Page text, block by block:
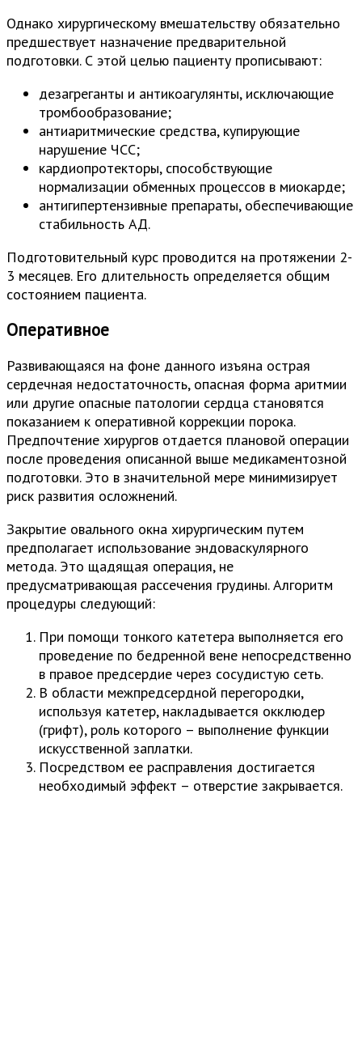
Однако хирургическому вмешательству обязательно
предшествует назначение предварительной
подготовки. С этой целью пациенту прописывают:
дезагреганты и антикоагулянты, исключающие
тромбообразование;
антиаритмические средства, купирующие
нарушение ЧСС;
кардиопротекторы, способствующие
нормализации обменных процессов в миокарде;
антигипертензивные препараты, обеспечивающие
стабильность АД.
Подготовительный курс проводится на протяжении 2-
3 месяцев. Его длительность определяется общим
состоянием пациента.
Оперативное
Развивающаяся на фоне данного изъяна острая
сердечная недостаточность, опасная форма аритмии
или другие опасные патологии сердца становятся
показанием к оперативной коррекции порока.
Предпочтение хирургов отдается плановой операции
после проведения описанной выше медикаментозной
подготовки. Это в значительной мере минимизирует
риск развития осложнений.
Закрытие овального окна хирургическим путем
предполагает использование эндоваскулярного
метода. Это щадящая операция, не
предусматривающая рассечения грудины. Алгоритм
процедуры следующий:
При помощи тонкого катетера выполняется его
проведение по бедренной вене непосредственно
в правое предсердие через сосудистую сеть.
В области межпредсердной перегородки,
используя катетер, накладывается окклюдер
(грифт), роль которого – выполнение функции
искусственной заплатки.
Посредством ее расправления достигается
необходимый эффект – отверстие закрывается.